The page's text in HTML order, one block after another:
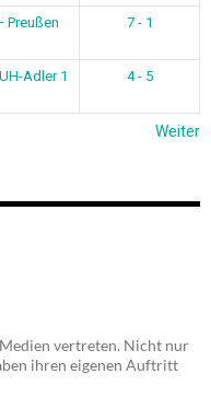
Preußen
7 - 1
Adler 1 4 - 5
Weiter
vertreten. Nicht nur
ihren eigenen Auftritt